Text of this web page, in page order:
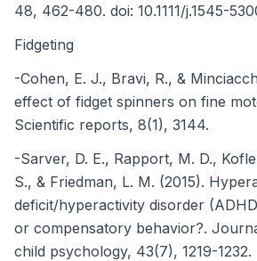
48, 462-480. doi: 10.1111/j.1545-
Fidgeting
-Cohen, E. J., Bravi, R., &
effect of fidget spinners on fine
Scientific reports, 8(1), 3144.
-Sarver, D. E., Rapport, M. D.,
S., & Friedman, L. M. (2015).
deficit/hyperactivity disorder
or compensatory behavior?.
child psychology, 43(7), 1219-1232.